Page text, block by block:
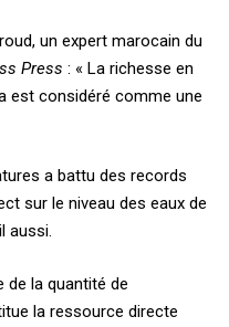
un expert marocain du
Press : « La richesse en
est considéré comme une
a battu des records
sur le niveau des eaux de
aussi.
de la quantité de
la ressource directe